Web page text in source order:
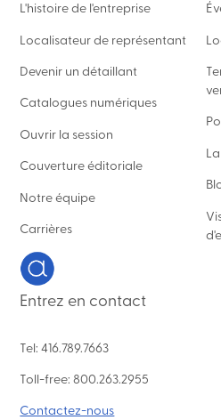
L'histoire de l'entreprise
Localisateur de représentant
Devenir un détaillant
Catalogues numériques
Ouvrir la session
Couverture éditoriale
Notre équipe
Carrières
Entrez en contact
Tel: 416.789.7663
Toll-free: 800.263.2955
Contactez-nous